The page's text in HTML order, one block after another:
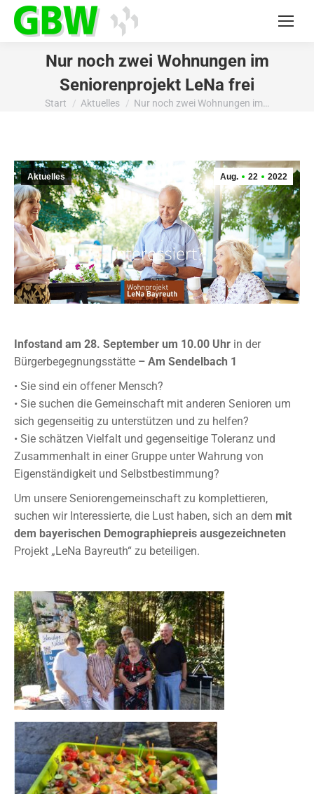
Nur noch zwei Wohnungen im
Seniorenprojekt LeNa frei
Sie befinden sich hier:
Start Aktuelles Nur noch zwei Wohnungen im…
Aug. 22 2022
Aktuelles
Infostand am 28. September um 10.00 Uhr in der
Bürgerbegegnungsstätte – Am Sendelbach 1
• Sie sind ein offener Mensch?
• Sie suchen die Gemeinschaft mit anderen Senioren um
sich gegenseitig zu unterstützen und zu helfen?
• Sie schätzen Vielfalt und gegenseitige Toleranz und
Zusammenhalt in einer Gruppe unter Wahrung von
Eigenständigkeit und Selbstbestimmung?
Um unsere Seniorengemeinschaft zu komplettieren,
suchen wir Interessierte, die Lust haben, sich an dem mit
dem bayerischen Demographiepreis ausgezeichneten
Projekt „LeNa Bayreuth“ zu beteiligen.